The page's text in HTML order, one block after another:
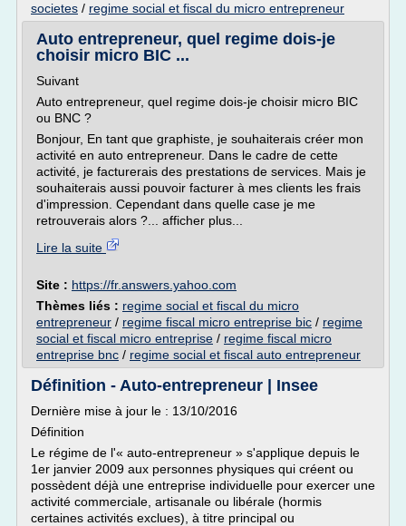
societes / regime social et fiscal du micro entrepreneur
Auto entrepreneur, quel regime dois-je
choisir micro BIC ...
Suivant
Auto entrepreneur, quel regime dois-je choisir micro BIC
ou BNC ?
Bonjour, En tant que graphiste, je souhaiterais créer mon
activité en auto entrepreneur. Dans le cadre de cette
activité, je facturerais des prestations de services. Mais je
souhaiterais aussi pouvoir facturer à mes clients les frais
d'impression. Cependant dans quelle case je me
retrouverais alors ?... afficher plus...
Lire la suite
Site : https://fr.answers.yahoo.com
Thèmes liés : regime social et fiscal du micro
entrepreneur / regime fiscal micro entreprise bic / regime
social et fiscal micro entreprise / regime fiscal micro
entreprise bnc / regime social et fiscal auto entrepreneur
Définition - Auto-entrepreneur | Insee
Dernière mise à jour le : 13/10/2016
Définition
Le régime de l'« auto-entrepreneur » s'applique depuis le
1er janvier 2009 aux personnes physiques qui créent ou
possèdent déjà une entreprise individuelle pour exercer une
activité commerciale, artisanale ou libérale (hormis
certaines activités exclues), à titre principal ou